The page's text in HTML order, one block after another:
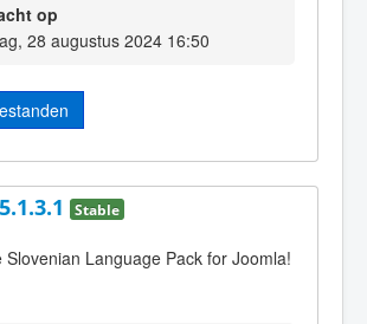
op
28 augustus 2024 16:50
Stable
Slovenian Language Pack for Joomla!